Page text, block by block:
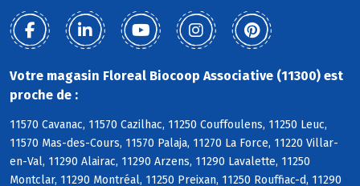
Votre magasin Floreal Biocoop Associative (11300) est
proche de :
11570 Cavanac, 11570 Cazilhac, 11250 Couffoulens, 11250 Leuc,
11570 Mas-des-Cours, 11570 Palaja, 11270 La Force, 11220 Villar-
en-Val, 11290 Alairac, 11290 Arzens, 11290 Lavalette, 11250
Montclar, 11290 Montréal, 11250 Preixan, 11250 Rouffiac-d, 11290